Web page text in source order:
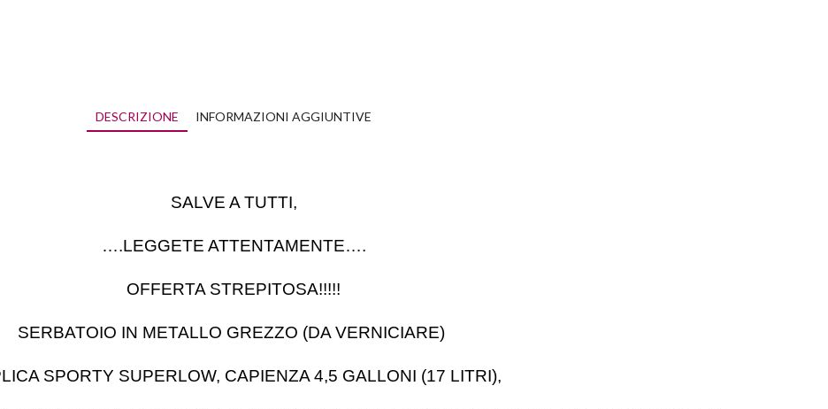
DESCRIZIONE INFORMAZIONI AGGIUNTIVE
SALVE A TUTTI,
….LEGGETE ATTENTAMENTE….
OFFERTA STREPITOSA!!!!!
SERBATOIO IN METALLO GREZZO (DA VERNICIARE)
SPORTY SUPERLOW, CAPIENZA 4,5 GALLONI (17 LITRI),